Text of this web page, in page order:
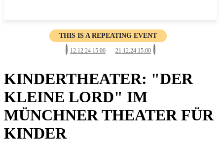
THIS IS A REPEATING EVENT
12.12.24 15:00 21.12.24 15:00
KINDERTHEATER: "DER
KLEINE LORD" IM
MÜNCHNER THEATER FÜR
KINDER